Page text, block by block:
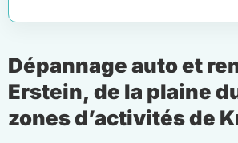
Dépannage auto et
Erstein, de la plaine
zones d’activités de